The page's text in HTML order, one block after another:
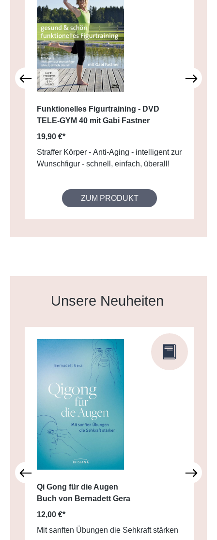
Funktionelles Figurtraining - DVD
TELE-GYM 40 mit Gabi Fastner
19,90 €*
Straffer Körper - Anti-Aging - intelligent zur
Wunschfigur - schnell, einfach, überall!
ZUM PRODUKT
Produktgalerie überspringen
Unsere Neuheiten
Qi Gong für die Augen
Buch von Bernadett Gera
12,00 €*
Mit sanften Übungen die Sehkraft stärken